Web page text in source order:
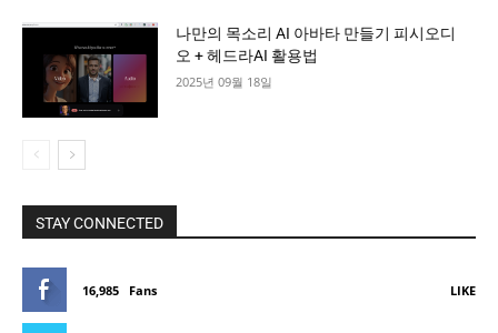
나만의 목소리 AI 아바타 만들기 피시오디
오 + 헤드라AI 활용법
2025년 09월 18일
STAY CONNECTED
16,985 Fans LIKE